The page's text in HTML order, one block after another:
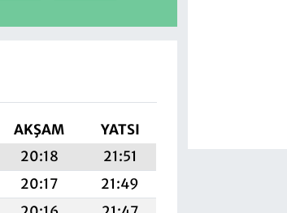
AKŞAM
YATSI
20:18
21:51
20:17
21:49